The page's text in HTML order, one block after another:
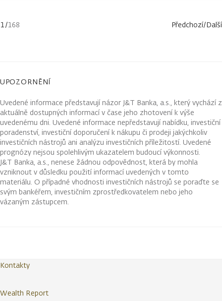
1/168 Předchozí/Další
UPOZORNĚNÍ
Uvedené informace představují názor J&T Banka, a.s., který vychází z
aktuálně dostupných informací v čase jeho zhotovení k výše
uvedenému dni. Uvedené informace nepředstavují nabídku, investiční
poradenství, investiční doporučení k nákupu či prodeji jakýchkoliv
investičních nástrojů ani analýzu investičních příležitostí. Uvedené
prognózy nejsou spolehlivým ukazatelem budoucí výkonnosti.
J&T Banka, a.s., nenese žádnou odpovědnost, která by mohla
vzniknout v důsledku použití informací uvedených v tomto
materiálu. O případné vhodnosti investičních nástrojů se poraďte se
svým bankéřem, investičním zprostředkovatelem nebo jeho
vázaným zástupcem.
Kontakty
Wealth Report